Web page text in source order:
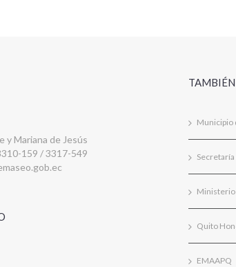
y Mariana de Jesús
159 / 3317-549
Municipio
Quito
EMAAPQ